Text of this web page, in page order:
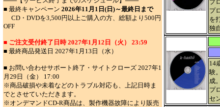
■ 最終キャンペーン 2026年11月1日(日)～最終日まで
CD・DVDを3,500円以上ご購入の方、総額より500円
OFF
■ ご注文受付終了日時 2027年1月12日（火） 23:59
■ 最終商品発送日 2027年1月13日（水）
■ お問い合わせサポート終了・サイトクローズ 2027年1
月29日（金） 17:00
※商品破損や未着などのトラブル対応も、上記日時ま
でとさせていただきます。
※オンデマンドCD-R商品は、製作機器故障により販売
プ
プ
を
独
14
験
成
プ
セ